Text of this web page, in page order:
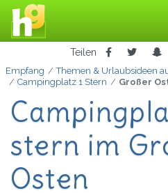
Teilen
Empfang
Themen & Urlaubsideen
Campingplatz 1 Stern
Großer
stern im
Osten